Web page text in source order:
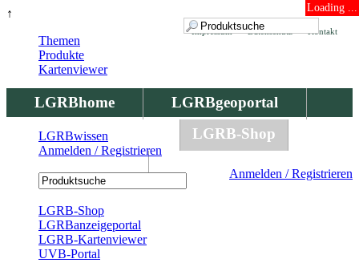
↑ Loading ...
Kontakt
Datenschutz
Impressum
LGRBhome
LGRBgeoportal
LGRBbohrungen
LGRB-Shop
Anmelden / Registrieren
Themen
Produkte
Kartenviewer
LGRBwissen
Anmelden / Registrieren
LGRB-Shop
LGRBanzeigeportal
LGRB-Kartenviewer
UVB-Portal